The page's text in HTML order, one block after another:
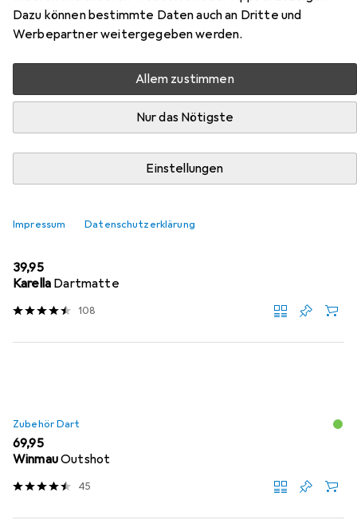
Dazu können bestimmte Daten auch an Dritte und
Werbepartner weitergegeben werden.
Allem zustimmen
Nur das Nötigste
Einstellungen
Impressum Datenschutzerklärung
Hier findest du passendes Zubehör zum Produkt Kings
Dart Dart-Set Profi aus der Kategorie Zubehör Dart.
Beliebt Kings Dart
EUR
39,95
Karella Dartmatte
108
Zubehör Dart
EUR
69,95
WinmauOutshot
45